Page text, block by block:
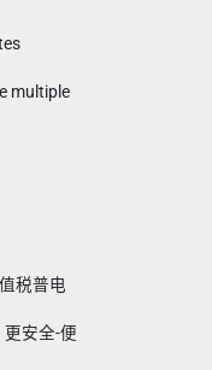
multiple
税普电
安全-便